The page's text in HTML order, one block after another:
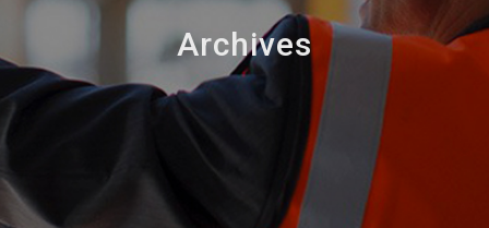
Archives